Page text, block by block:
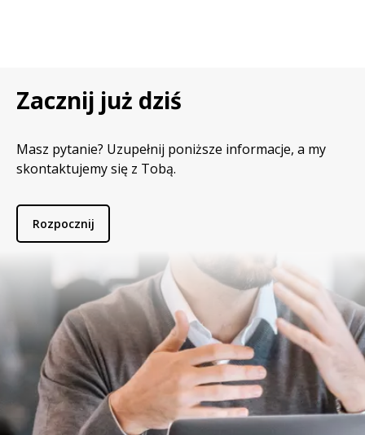
Zacznij już dziś
Masz pytanie? Uzupełnij poniższe informacje, a my
skontaktujemy się z Tobą.
Rozpocznij